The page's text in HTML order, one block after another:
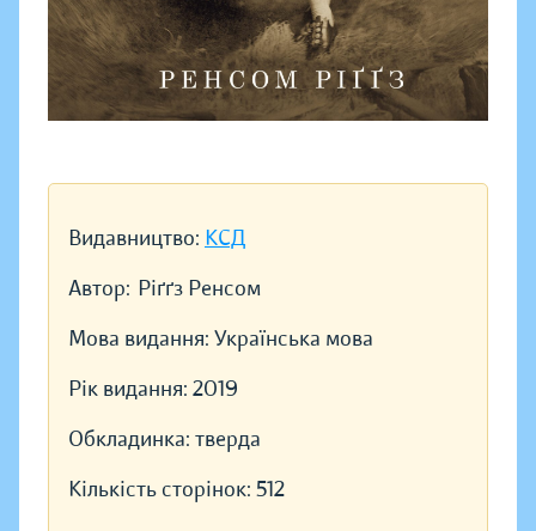
Видавництво: КСД
Автор: Ріґґз Ренсом
Мова видання: Українська мова
Рік видання: 2019
Обкладинка: тверда
Кількість сторінок: 512